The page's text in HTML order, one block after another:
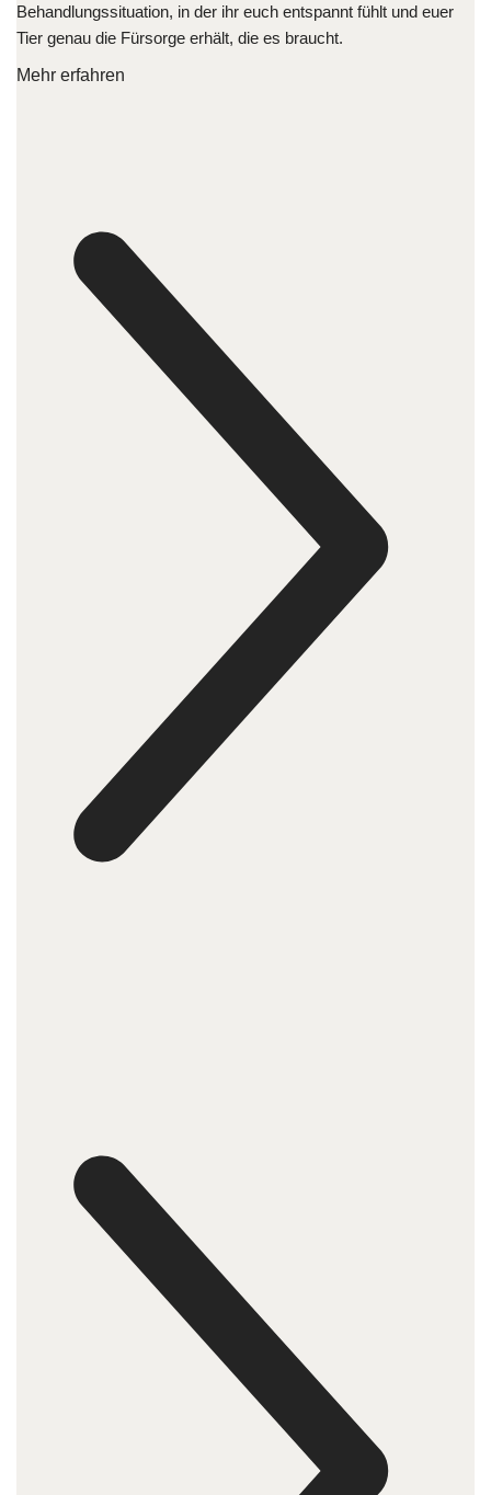
Behandlungssituation, in der ihr euch entspannt fühlt und euer
Tier genau die Fürsorge erhält, die es braucht.
Mehr erfahren